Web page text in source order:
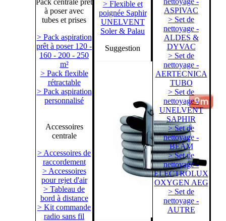
à poser avec
tubes et prises
> Pack aspiration
prêt à poser 120 -
160 - 200 - 250
m²
> Pack flexible
rétractable
> Pack aspiration
personnalisé
Accessoires
centrale
> Accessoires de
raccordement
> Accessoires
pour rejet d'air
> Tableau de
bord à distance
> Kit commande
radio sans fil
> Flexible et
poignée Saphir
UNELVENT
Soler & Palau
Suggestion
ASPIVAC
> Set de
nettoyage -
ALDES &
DYVAC
> Set de
nettoyage -
AERTECNICA
TUBO
> Set de
nettoyage -
UNELVENT
SAPHIR
> Set de
nettoyage -
BEAM
> Set de
nettoyage -
ELECTROLUX
OXYGEN AEG
> Set de
nettoyage -
AUTRE